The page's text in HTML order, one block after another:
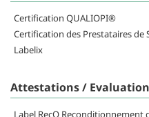
Certification QUALIOPI®
Certification des Prestataires de
Labelix
Attestations /
Label RecQ Reconditionnement